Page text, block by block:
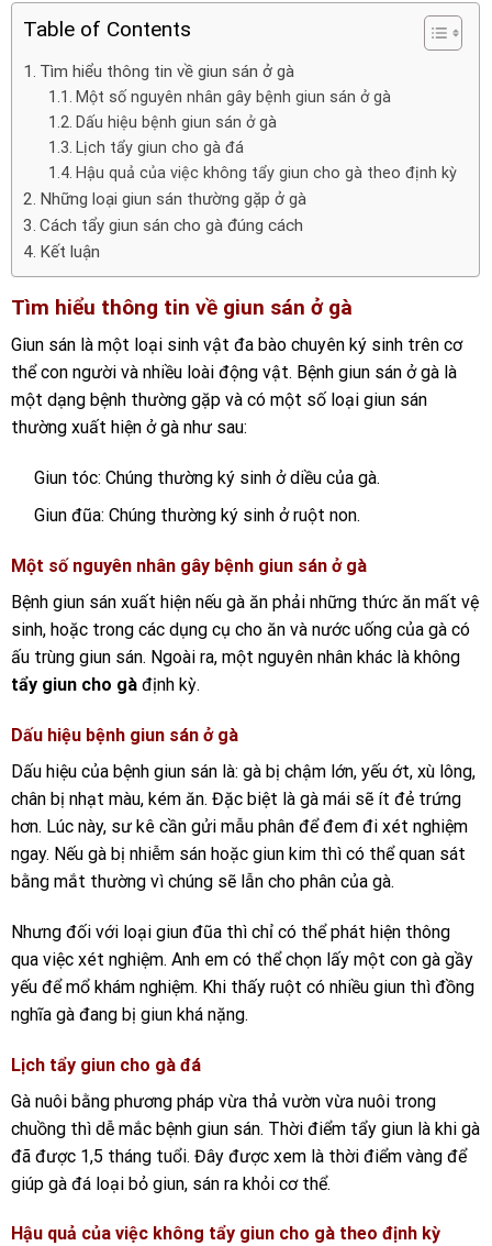
Table of Contents
Tìm hiểu thông tin về giun sán ở gà
Một số nguyên nhân gây bệnh giun sán ở gà
Dấu hiệu bệnh giun sán ở gà
Lịch tẩy giun cho gà đá
Hậu quả của việc không tẩy giun cho gà theo định kỳ
Những loại giun sán thường gặp ở gà
Cách tẩy giun sán cho gà đúng cách
Kết luận
Tìm hiểu thông tin về giun sán ở gà
Giun sán là một loại sinh vật đa bào chuyên ký sinh trên cơ
thể con người và nhiều loài động vật. Bệnh giun sán ở gà là
một dạng bệnh thường gặp và có một số loại giun sán
thường xuất hiện ở gà như sau:
Giun tóc: Chúng thường ký sinh ở diều của gà.
Giun đũa: Chúng thường ký sinh ở ruột non.
Một số nguyên nhân gây bệnh giun sán ở gà
Bệnh giun sán xuất hiện nếu gà ăn phải những thức ăn mất vệ
sinh, hoặc trong các dụng cụ cho ăn và nước uống của gà có
ấu trùng giun sán. Ngoài ra, một nguyên nhân khác là không
tẩy giun cho gà định kỳ.
Dấu hiệu bệnh giun sán ở gà
Dấu hiệu của bệnh giun sán là: gà bị chậm lớn, yếu ớt, xù lông,
chân bị nhạt màu, kém ăn. Đặc biệt là gà mái sẽ ít đẻ trứng
hơn. Lúc này, sư kê cần gửi mẫu phân để đem đi xét nghiệm
ngay. Nếu gà bị nhiễm sán hoặc giun kim thì có thể quan sát
bằng mắt thường vì chúng sẽ lẫn cho phân của gà.
Nhưng đối với loại giun đũa thì chỉ có thể phát hiện thông
qua việc xét nghiệm. Anh em có thể chọn lấy một con gà gầy
yếu để mổ khám nghiệm. Khi thấy ruột có nhiều giun thì đồng
nghĩa gà đang bị giun khá nặng.
Lịch tẩy giun cho gà đá
Gà nuôi bằng phương pháp vừa thả vườn vừa nuôi trong
chuồng thì dễ mắc bệnh giun sán. Thời điểm tẩy giun là khi gà
đã được 1,5 tháng tuổi. Đây được xem là thời điểm vàng để
giúp gà đá loại bỏ giun, sán ra khỏi cơ thể.
Hậu quả của việc không tẩy giun cho gà theo định kỳ